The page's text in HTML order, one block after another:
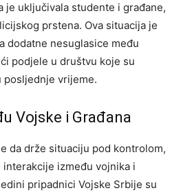
je uključivala studente i građane,
prstena. Ova situacija je
dodatne nesuglasice među
podjele u društvu koje su
posljednje vrijeme.
Vojske i Građana
da drže situaciju pod kontrolom,
između vojnika i
pripadnici Vojske Srbije su